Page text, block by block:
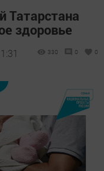
Татарстана
здоровье
330 0 0